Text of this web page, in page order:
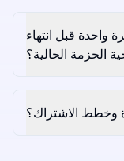
واحدة قبل انتهاء
الحزمة الحالية؟
وخطط الاشتراك؟